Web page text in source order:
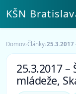
KŠN
Domov›Články›
25.3.2017 –
mládeže,